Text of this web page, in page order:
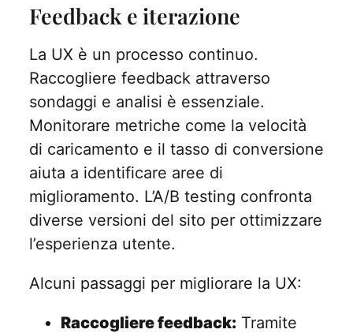
Feedback e iterazione
La UX è un processo continuo.
Raccogliere feedback attraverso
sondaggi e analisi è essenziale.
Monitorare metriche come la velocità
di caricamento e il tasso di conversione
aiuta a identificare aree di
miglioramento. L’A/B testing confronta
diverse versioni del sito per ottimizzare
l’esperienza utente.
Alcuni passaggi per migliorare la UX:
Raccogliere feedback: Tramite